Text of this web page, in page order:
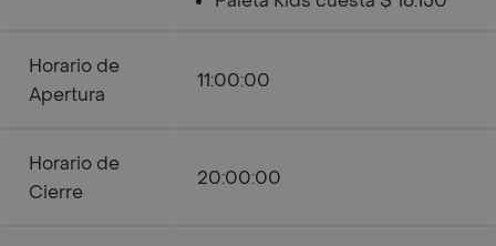
Horario de
Apertura
11:00:00
Horario de
Cierre
20:00:00